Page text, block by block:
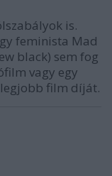
is.
feminista Mad
black) sem fog
vagy egy
film díját.